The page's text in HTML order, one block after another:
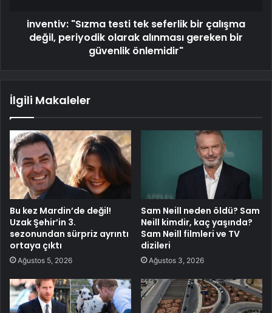
inventiv: "Sızma testi tek seferlik bir çalışma
değil, periyodik olarak alınması gereken bir
güvenlik önlemidir"
İlgili Makaleler
Bu kez Mardin’de değil!
Uzak Şehir’in 3.
sezonundan sürpriz ayrıntı
ortaya çıktı
Ağustos 5, 2026
Sam Neill neden öldü? Sam
Neill kimdir, kaç yaşında?
Sam Neill filmleri ve TV
dizileri
Ağustos 3, 2026